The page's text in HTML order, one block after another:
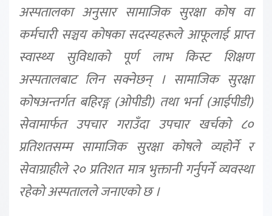
अस्पतालका अनुसार सामाजिक सुरक्षा कोष वा
कर्मचारी सञ्चय कोषका सदस्यहरूले आफूलाई प्राप्त
स्वास्थ्य सुविधाको पूर्ण लाभ किस्ट शिक्षण
अस्पतालबाट लिन सक्नेछन् । सामाजिक सुरक्षा
कोषअन्तर्गत बहिरङ्ग (ओपीडी) तथा भर्ना (आईपीडी)
सेवामार्फत उपचार गराउँदा उपचार खर्चको ८०
प्रतिशतसम्म सामाजिक सुरक्षा कोषले व्यहोर्ने र
सेवाग्राहीले २० प्रतिशत मात्र भुक्तानी गर्नुपर्ने व्यवस्था
रहेको अस्पतालले जनाएको छ ।